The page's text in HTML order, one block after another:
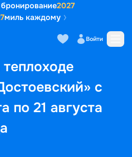
2027
миль каждому
Войти
с
по 21 августа
кают Маршрут и